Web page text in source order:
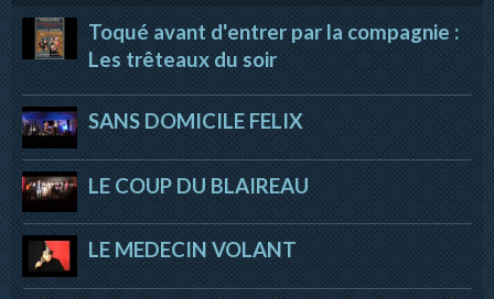
Toqué avant d'entrer par la compagnie :
Les trêteaux du soir
SANS DOMICILE FELIX
LE COUP DU BLAIREAU
LE MEDECIN VOLANT